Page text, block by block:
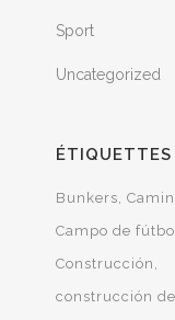
Sport
Uncategorized
ÉTIQUETTES
Bunkers
Campo de
Construcción
construcción